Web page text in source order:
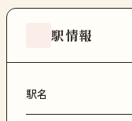
駅情報
駅名